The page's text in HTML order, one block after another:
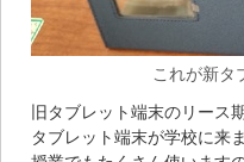
これが新タ
旧タブレット端末のリース
タブレット端末が学校に来